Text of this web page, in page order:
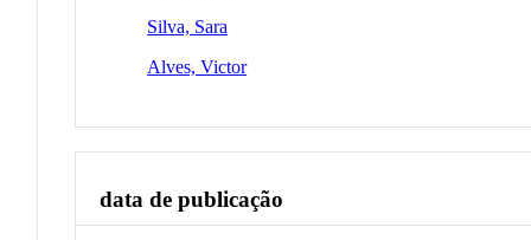
Silva, Sara
Alves, Victor
data de publicação